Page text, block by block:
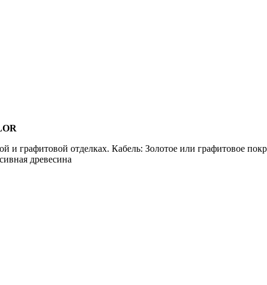
графитовой отделках. Кабель: Золотое или графитовое
древесина